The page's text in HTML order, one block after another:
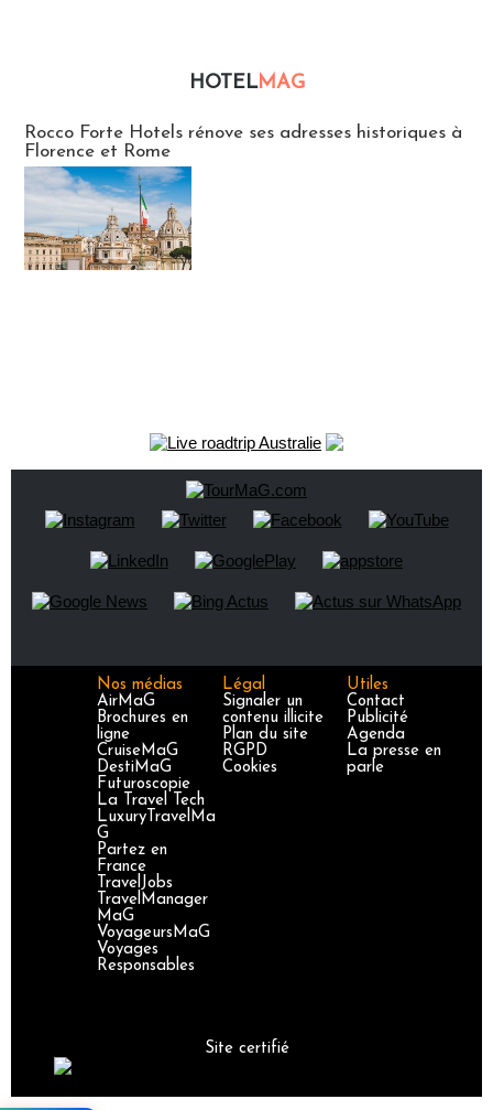
HOTELMAG
Rocco Forte Hotels rénove ses adresses historiques à
Florence et Rome
Nos médias
AirMaG
Brochures en
ligne
CruiseMaG
DestiMaG
Futuroscopie
La Travel Tech
LuxuryTravelMa
G
Partez en
France
TravelJobs
TravelManager
MaG
VoyageursMaG
Voyages
Responsables
Légal
Signaler un
contenu illicite
Plan du site
RGPD
Cookies
Utiles
Contact
Publicité
Agenda
La presse en
parle
Site certifié